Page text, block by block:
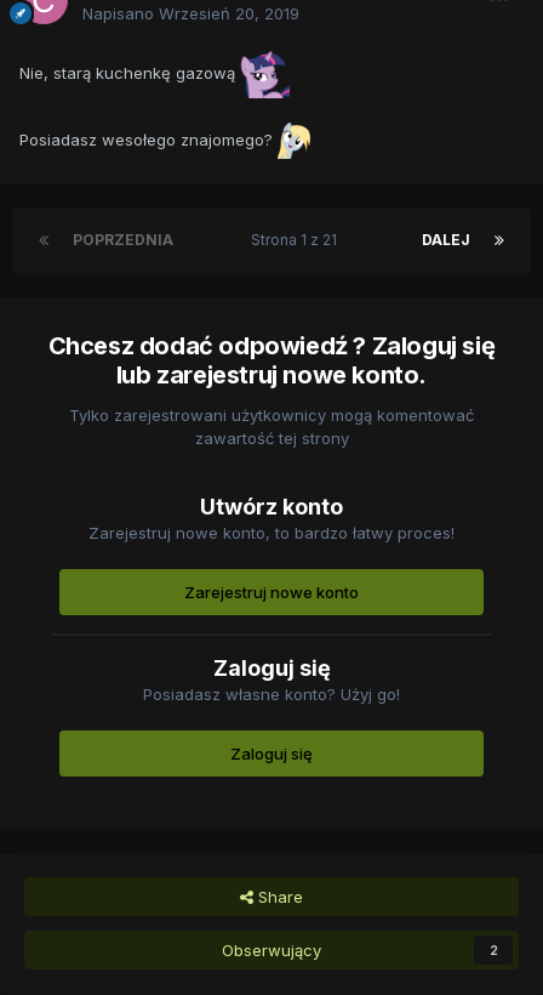
Napisano Wrzesień 20, 2019
Nie, starą kuchenkę gazową
Posiadasz wesołego znajomego?
POPRZEDNIA DALEJ
Strona 1 z 21
Chcesz dodać odpowiedź ? Zaloguj się
lub zarejestruj nowe konto.
Tylko zarejestrowani użytkownicy mogą komentować
zawartość tej strony
Utwórz konto
Zarejestruj nowe konto, to bardzo łatwy proces!
Zarejestruj nowe konto
Zaloguj się
Posiadasz własne konto? Użyj go!
Zaloguj się
Share
Obserwujący 2